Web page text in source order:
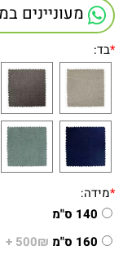
מעוניינים
*בד:
*מידה:
140 ס"מ
160 ס"מ
500₪ +